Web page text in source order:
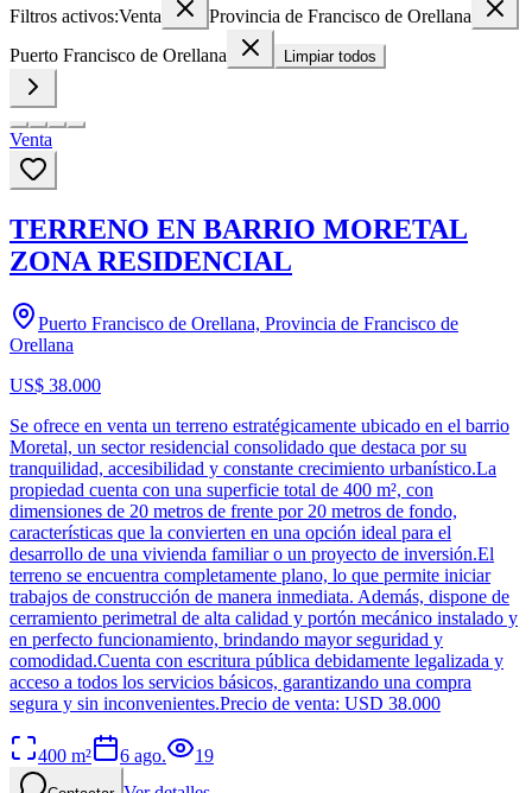
Filtros activos:Venta
Provincia de Francisco de Orellana
Puerto Francisco de Orellana
Limpiar todos
Venta
TERRENO EN BARRIO MORETAL
ZONA RESIDENCIAL
Puerto Francisco de Orellana, Provincia de Francisco de
Orellana
US$ 38.000
Se ofrece en venta un terreno estratégicamente ubicado en el barrio
Moretal, un sector residencial consolidado que destaca por su
tranquilidad, accesibilidad y constante crecimiento urbanístico.La
propiedad cuenta con una superficie total de 400 m², con
dimensiones de 20 metros de frente por 20 metros de fondo,
características que la convierten en una opción ideal para el
desarrollo de una vivienda familiar o un proyecto de inversión.El
terreno se encuentra completamente plano, lo que permite iniciar
trabajos de construcción de manera inmediata. Además, dispone de
cerramiento perimetral de alta calidad y portón mecánico instalado y
en perfecto funcionamiento, brindando mayor seguridad y
comodidad.Cuenta con escritura pública debidamente legalizada y
acceso a todos los servicios básicos, garantizando una compra
segura y sin inconvenientes.Precio de venta: USD 38.000
400 m² 6 ago. 19